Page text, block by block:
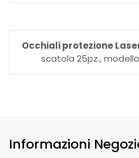
Occhiali protezione
scatola 25pz.,
Informazioni